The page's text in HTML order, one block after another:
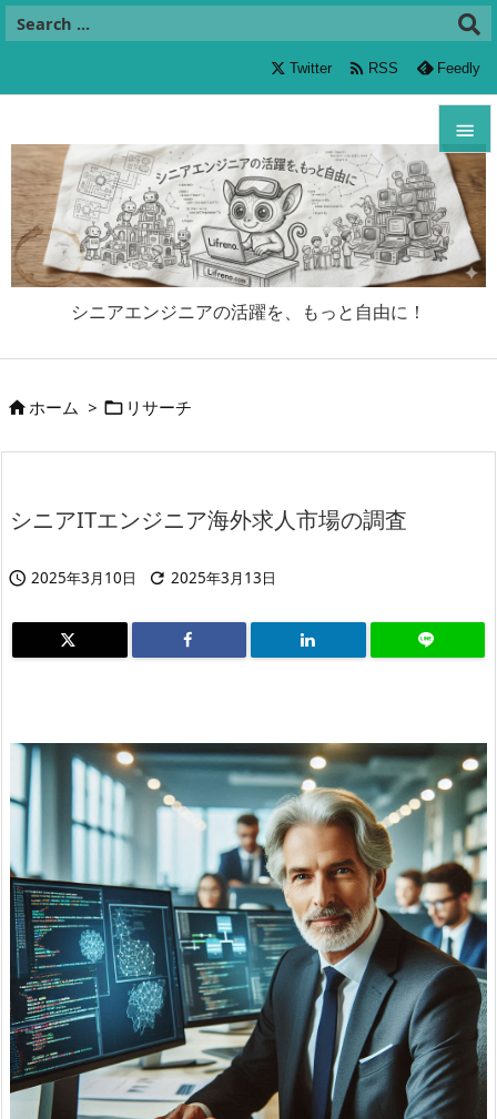
シニアエンジニアの活躍を、もっと自由に！


メニュ

サイド

検索
Twitter  RSS Feedly
ホーム >  リサーチ
シニアITエンジニア海外求人市場の調査
 2025年3月10日  2025年3月13日